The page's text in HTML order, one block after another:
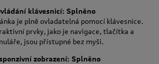
klávesnicí: Splněno
je plně ovladatelná pomocí klávesnice.
prvky, jako je navigace, tlačítka a
jsou přístupné bez myši.
zobrazení: Splněno